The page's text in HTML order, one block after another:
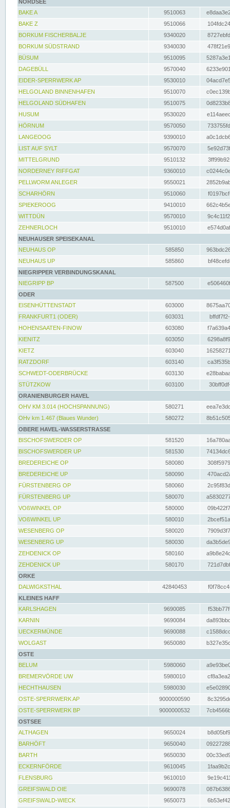
NORDSEE
BAKE A
9510063
BAKE Z
9510066
BORKUM FISCHERBALJE
9340020
BORKUM SÜDSTRAND
9340030
BÜSUM
9510095
DAGEBÜLL
9570040
EIDER-SPERRWERK AP
9530010
HELGOLAND BINNENHAFEN
9510070
HELGOLAND SÜDHAFEN
9510075
HUSUM
9530020
HÖRNUM
9570050
LANGEOOG
9390010
LIST AUF SYLT
9570070
MITTELGRUND
9510132
NORDERNEY RIFFGAT
9360010
PELLWORM ANLEGER
9550021
SCHARHÖRN
9510060
SPIEKEROOG
9410010
WITTDÜN
9570010
ZEHNERLOCH
9510010
NEUHAUSER SPEISEKANAL
NEUHAUS OP
585850
NEUHAUS UP
585860
NIEGRIPPER VERBINDUNGSKANAL
NIEGRIPP BP
587500
ODER
EISENHÜTTENSTADT
603000
FRANKFURT1 (ODER)
603031
HOHENSAATEN-FINOW
603080
KIENITZ
603050
KIETZ
603040
RATZDORF
603140
SCHWEDT-ODERBRÜCKE
603130
STÜTZKOW
603100
ORANIENBURGER HAVEL
OHV KM 3.014 (HOCHSPANNUNG)
580271
OHv km 1.467 (Blaues Wunder)
580272
OBERE HAVEL-WASSERSTRASSE
BISCHOFSWERDER OP
581520
BISCHOFSWERDER UP
581530
BREDEREICHE OP
580080
BREDEREICHE UP
580090
FÜRSTENBERG OP
580060
FÜRSTENBERG UP
580070
VOßWINKEL OP
580000
VOßWINKEL UP
580010
WESENBERG OP
580020
WESENBERG UP
580030
ZEHDENICK OP
580160
ZEHDENICK UP
580170
ORKE
DALWIGKSTHAL
42840453
KLEINES HAFF
KARLSHAGEN
9690085
KARNIN
9690084
UECKERMÜNDE
9690088
WOLGAST
9650080
OSTE
BELUM
5980060
BREMERVÖRDE UW
5980010
HECHTHAUSEN
5980030
OSTE-SPERRWERK AP
9000000590
OSTE-SPERRWERK BP
9000000532
OSTSEE
ALTHAGEN
9650024
BARHÖFT
9650040
BARTH
9650030
ECKERNFÖRDE
9610045
FLENSBURG
9610010
GREIFSWALD OIE
9690078
GREIFSWALD-WIECK
9650073